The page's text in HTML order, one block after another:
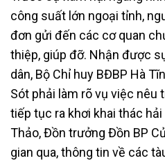
công suất lớn ngoại tỉnh,
đơn gửi đến các cơ quan
thiệp, giúp đỡ. Nhận được
dân, Bộ Chỉ huy BĐBP Hà
Sót phải làm rõ vụ việc nêu
tiếp tục ra khơi khai thác
Thảo, Đồn trưởng Đồn BP
gian qua, thông tin về các